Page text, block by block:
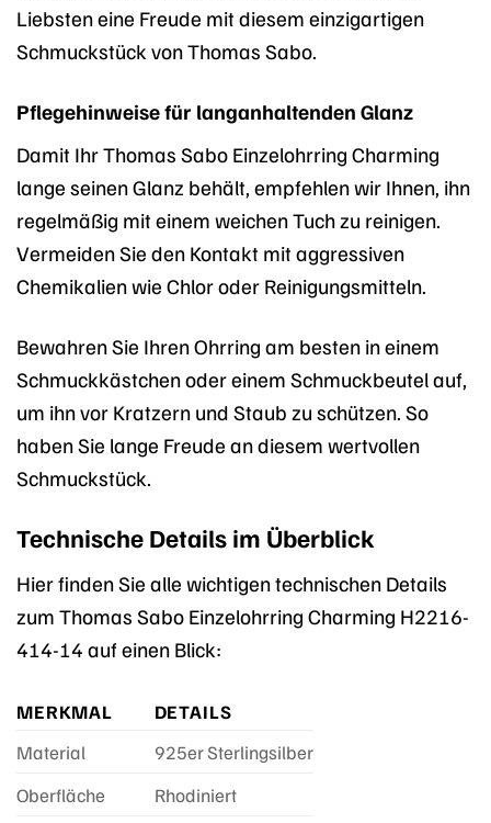
Liebsten eine Freude mit diesem einzigartigen
Schmuckstück von Thomas Sabo.
Pflegehinweise für langanhaltenden Glanz
Damit Ihr Thomas Sabo Einzelohrring Charming
lange seinen Glanz behält, empfehlen wir Ihnen, ihn
regelmäßig mit einem weichen Tuch zu reinigen.
Vermeiden Sie den Kontakt mit aggressiven
Chemikalien wie Chlor oder Reinigungsmitteln.
Bewahren Sie Ihren Ohrring am besten in einem
Schmuckkästchen oder einem Schmuckbeutel auf,
um ihn vor Kratzern und Staub zu schützen. So
haben Sie lange Freude an diesem wertvollen
Schmuckstück.
Technische Details im Überblick
Hier finden Sie alle wichtigen technischen Details
zum Thomas Sabo Einzelohrring Charming H2216-
414-14 auf einen Blick:
MERKMAL
DETAILS
Material
925er Sterlingsilber
Oberfläche
Rhodiniert